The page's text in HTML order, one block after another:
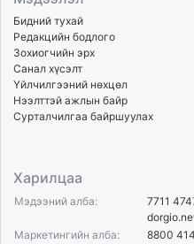
Бидний тухай
Редакцийн бодлого
Зохиогчийн эрх
Санал хүсэлт
Үйлчилгээний нөхцөл
Нээлттэй ажлын байр
Сурталчилгаа байршуулах
Харилцаа
Мэдээний алба:
7711
Маркетингийн алба:
8800